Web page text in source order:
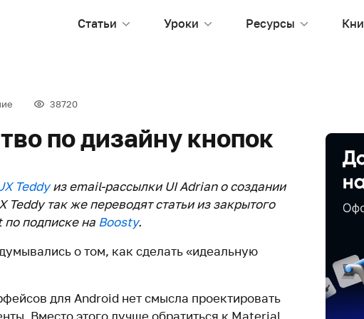
Статьи Уроки Ресурсы
38720
по дизайну кнопок
Teddyиз email-рассылки UI Adrian о создании
Teddy так же переводят статьи из закрытого
по подписке на Boosty.
о том, как сделать «идеальную
для Android нет смысла проектировать
Вместо этого лучше обратиться к Material